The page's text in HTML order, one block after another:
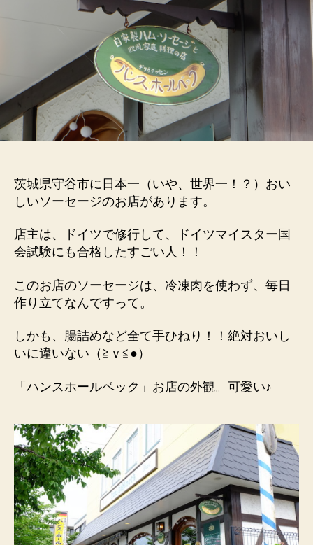
ー
ジ！
ハ
ン
ス
ホ
ー
ル
ベ
へ
の
茨城県守谷市に日本一（いや、世界一！？）おい
しいソーセージのお店があります。
店主は、ドイツで修行して、ドイツマイスター国
会試験にも合格したすごい人！！
このお店のソーセージは、冷凍肉を使わず、毎日
作り立てなんですって。
しかも、腸詰めなど全て手ひねり！！絶対おいし
いに違いない（≧ｖ≦●）
「ハンスホールベック」お店の外観。可愛い♪